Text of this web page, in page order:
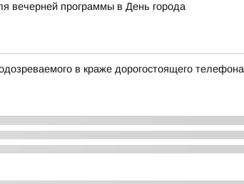
вечерней программы в День города
в краже дорогостоящего телефона